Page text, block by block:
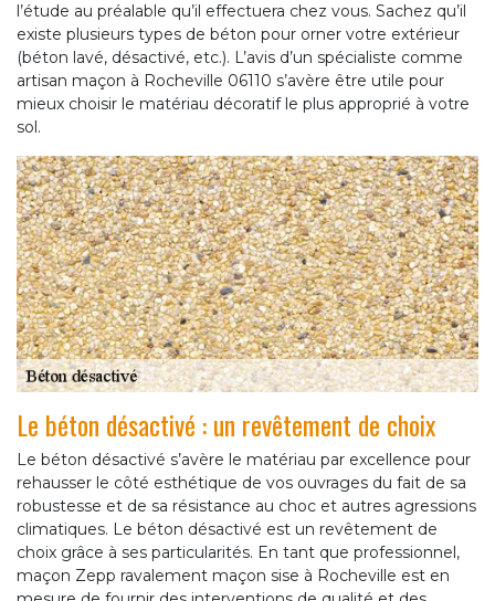
l’étude au préalable qu’il effectuera chez vous. Sachez qu’il
existe plusieurs types de béton pour orner votre extérieur
(béton lavé, désactivé, etc.). L’avis d’un spécialiste comme
artisan maçon à Rocheville 06110 s’avère être utile pour
mieux choisir le matériau décoratif le plus approprié à votre
sol.
Le béton désactivé : un revêtement de choix
Le béton désactivé s’avère le matériau par excellence pour
rehausser le côté esthétique de vos ouvrages du fait de sa
robustesse et de sa résistance au choc et autres agressions
climatiques. Le béton désactivé est un revêtement de
choix grâce à ses particularités. En tant que professionnel,
maçon Zepp ravalement maçon sise à Rocheville est en